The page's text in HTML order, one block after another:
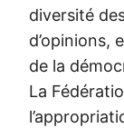
diversité
d’opinions,
de la
La